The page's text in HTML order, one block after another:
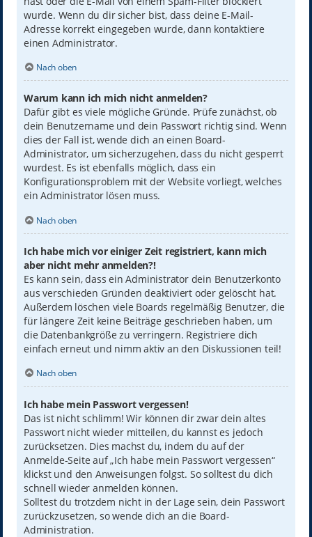
wurde. Wenn du dir sicher bist, dass deine E-Mail-
Adresse korrekt eingegeben wurde, dann kontaktiere
einen Administrator.
Nach oben
Warum kann ich mich nicht anmelden?
Dafür gibt es viele mögliche Gründe. Prüfe zunächst, ob
dein Benutzername und dein Passwort richtig sind. Wenn
dies der Fall ist, wende dich an einen Board-
Administrator, um sicherzugehen, dass du nicht gesperrt
wurdest. Es ist ebenfalls möglich, dass ein
Konfigurationsproblem mit der Website vorliegt, welches
ein Administrator lösen muss.
Nach oben
Ich habe mich vor einiger Zeit registriert, kann mich
aber nicht mehr anmelden?!
Es kann sein, dass ein Administrator dein Benutzerkonto
aus verschieden Gründen deaktiviert oder gelöscht hat.
Außerdem löschen viele Boards regelmäßig Benutzer, die
für längere Zeit keine Beiträge geschrieben haben, um
die Datenbankgröße zu verringern. Registriere dich
einfach erneut und nimm aktiv an den Diskussionen teil!
Nach oben
Ich habe mein Passwort vergessen!
Das ist nicht schlimm! Wir können dir zwar dein altes
Passwort nicht wieder mitteilen, du kannst es jedoch
zurücksetzen. Dies machst du, indem du auf der
Anmelde-Seite auf „Ich habe mein Passwort vergessen“
klickst und den Anweisungen folgst. So solltest du dich
schnell wieder anmelden können.
Solltest du trotzdem nicht in der Lage sein, dein Passwort
zurückzusetzen, so wende dich an die Board-
Administration.